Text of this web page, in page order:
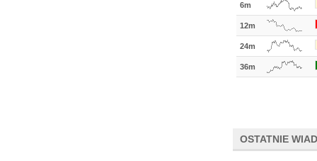
6m
12m
24m
36m
OSTATNIE